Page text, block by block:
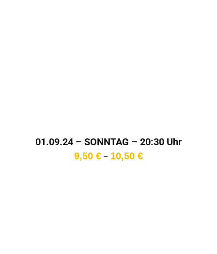
01.09.24 – SONNTAG – 20:30 Uhr
9,50 € – 10,50 €Preisspanne: